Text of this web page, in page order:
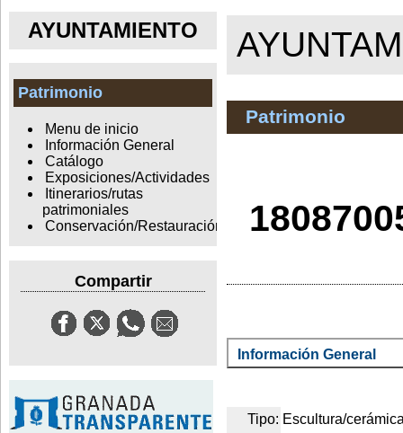
AYUNTAMIENTO
Patrimonio
Menu de inicio
Información General
Catálogo
Exposiciones/Actividades
Itinerarios/rutas
patrimoniales
Conservación/Restauración
Compartir
Patrimonio
Información General
Tipo: Escultura/